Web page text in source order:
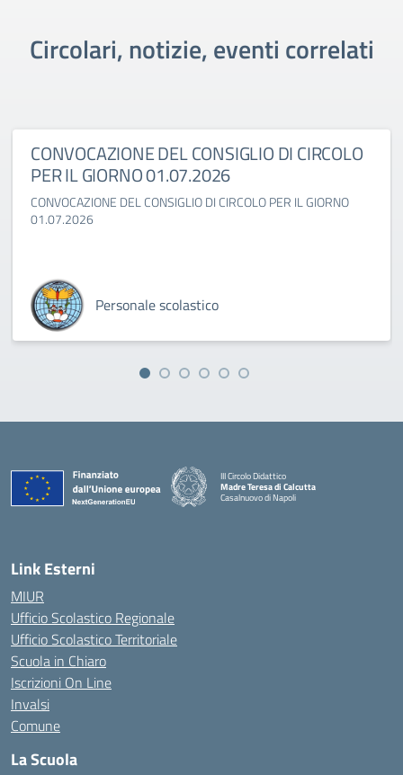
Circolari, notizie, eventi correlati
CONVOCAZIONE DEL CONSIGLIO DI CIRCOLO
PER IL GIORNO 01.07.2026
CONVOCAZIONE DEL CONSIGLIO DI CIRCOLO PER IL GIORNO
01.07.2026
Personale scolastico
III Circolo Didattico
Madre Teresa di Calcutta
Casalnuovo di Napoli
— Visita la pagina iniziale della scuola
Link Esterni
MIUR
Ufficio Scolastico Regionale
Ufficio Scolastico Territoriale
Scuola in Chiaro
Iscrizioni On Line
Invalsi
Comune
La Scuola